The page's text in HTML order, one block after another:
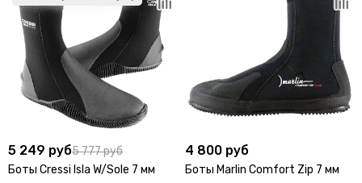
5 249 руб5 777 руб
Боты Cressi Isla W/Sole 7 мм
4 800 руб
Боты Marlin Comfort Zip 7 мм